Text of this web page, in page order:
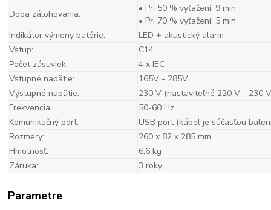
Doba zálohovania:
• Pri 50 % vyťažení: 9 min
• Pri 70 % vyťažení: 5 min
Indikátor výmeny batérie:
LED + akustický alarm
Vstup:
C14
Počet zásuviek:
4 x IEC
Vstupné napätie:
165V - 285V
Výstupné napätie:
230 V (nastaviteľné 220 V - 230
Frekvencia:
50-60 Hz
Komunikačný port:
USB port (kábel je súčasťou
Rozmery:
260 x 82 x 285 mm
Hmotnosť:
6,6 kg
Záruka:
3 roky
Parametre